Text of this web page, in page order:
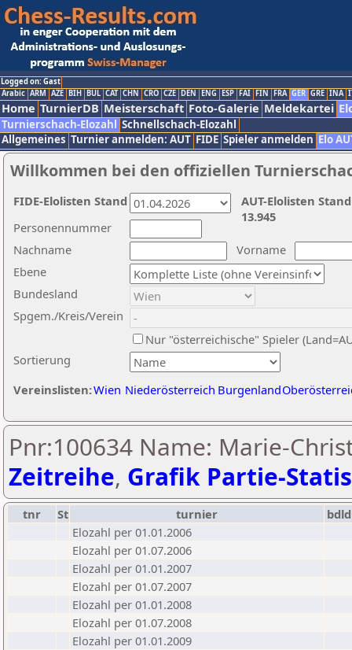
Logged on: Gast
Arabic ARM AZE BIH BUL CAT CHN CRO CZE DEN ENG ESP FAI FIN FRA GER GRE INA
Home TurnierDB Meisterschaft Foto-Galerie Meldekartei
Turnierschach-Elozahl Schnellschach-Elozahl
Allgemeines Turnier anmelden: AUT FIDE Spieler anmelden Elo
Willkommen bei den offiziellen
Nachname
Vorname
Ebene
Sortierung
Personennummer
Bundesland
Spgem./Kreis/Verein
Nur "österreichische" Spieler
Vereinslisten:Wien Niederösterreich Burgenland
AUT-Elolisten
13.945
FIDE-Elolisten Stand
Pnr:100634 Name: Marie-
Zeitreihe, Grafik Partie-
tnr St turnier
bdld
Elozahl per 01.01.2006
Elozahl per 01.07.2006
Elozahl per 01.01.2007
Elozahl per 01.07.2007
Elozahl per 01.01.2008
Elozahl per 01.07.2008
Elozahl per 01.01.2009